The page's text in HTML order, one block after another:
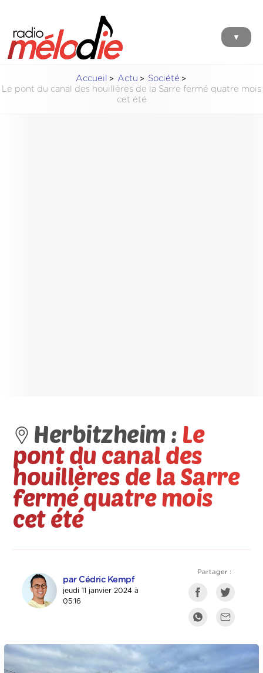
▼
Accueil Actu
Société
Le pont du canal des houillères de la Sarre fermé quatre mois
cet été
Herbitzheim : Le
pont du canal des
houillères de la Sarre
fermé quatre mois
cet été
par Cédric Kempf
jeudi 11 janvier 2024 à
05:16
Partager :